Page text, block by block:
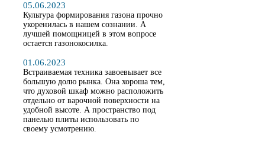
05.06.2023
Культура формирования газона прочно
укоренилась в нашем сознании. А
лучшей помощницей в этом вопросе
остается газонокосилка.
01.06.2023
Встраиваемая техника завоевывает все
большую долю рынка. Она хороша тем,
что духовой шкаф можно расположить
отдельно от варочной поверхности на
удобной высоте. А пространство под
панелью плиты использовать по
своему усмотрению.